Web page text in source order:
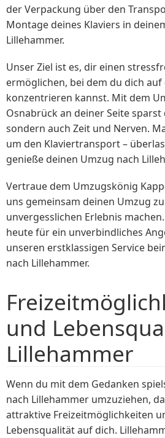
der Verpackung über den
Montage deines Klaviers in
Lillehammer.
Unser Ziel ist es, dir einen
ermöglichen, bei dem du dich auf
konzentrieren kannst. Mit dem
Osnabrück an deiner Seite
sondern auch Zeit und Nerven.
um den Klaviertransport –
genieße deinen Umzug nach
Vertraue dem Umzugskönig
uns gemeinsam deinen Umzug
unvergesslichen Erlebnis
heute für ein unverbindliches
unseren erstklassigen Service
nach Lillehammer.
und
Lillehammer
Wenn du mit dem Gedanken
nach Lillehammer umzuziehen,
attraktive Freizeitmöglichkeiten
Lebensqualität auf dich.